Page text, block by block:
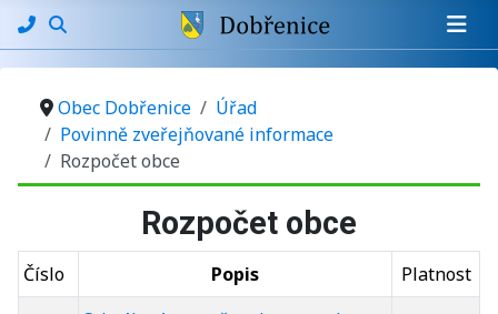
Obec Dobřenice
Úřad
Povinně zveřejňované informace
Rozpočet obce
Rozpočet obce
Číslo Popis Platnost